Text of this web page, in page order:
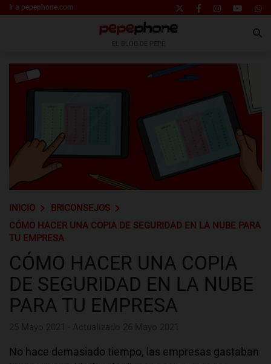
Ir a pepephone.com
INICIO
BRICONSEJOS
CÓMO HACER UNA COPIA DE SEGURIDAD EN LA NUBE PARA
TU EMPRESA
CÓMO HACER UNA COPIA
DE SEGURIDAD EN LA NUBE
PARA TU EMPRESA
No hace demasiado tiempo, las empresas gastaban